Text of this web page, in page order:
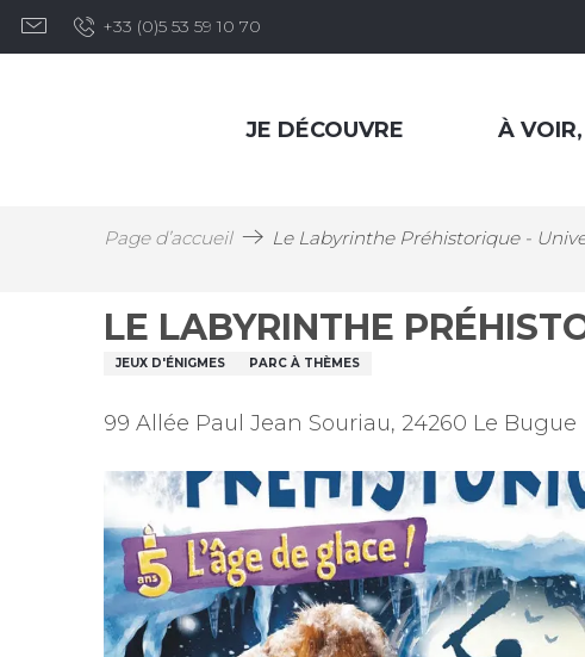
Aller
au
+33 (0)5 53 59 10 70
JE DÉCOUVRE À
Page d’accueil Le Labyrinthe Préhistorique -
LE LABYRINTHE
JEUX D'ÉNIGMES PARC À THÈMES
99 Allée Paul Jean Souriau, 24260 Le Bugue